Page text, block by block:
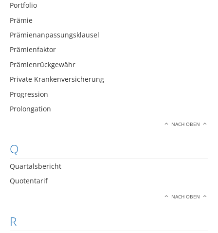
Portfolio
Prämie
Prämienanpassungsklausel
Prämienfaktor
Prämienrückgewähr
Private Krankenversicherung
Progression
Prolongation
NACH OBEN
Q
Quartalsbericht
Quotentarif
NACH OBEN
R